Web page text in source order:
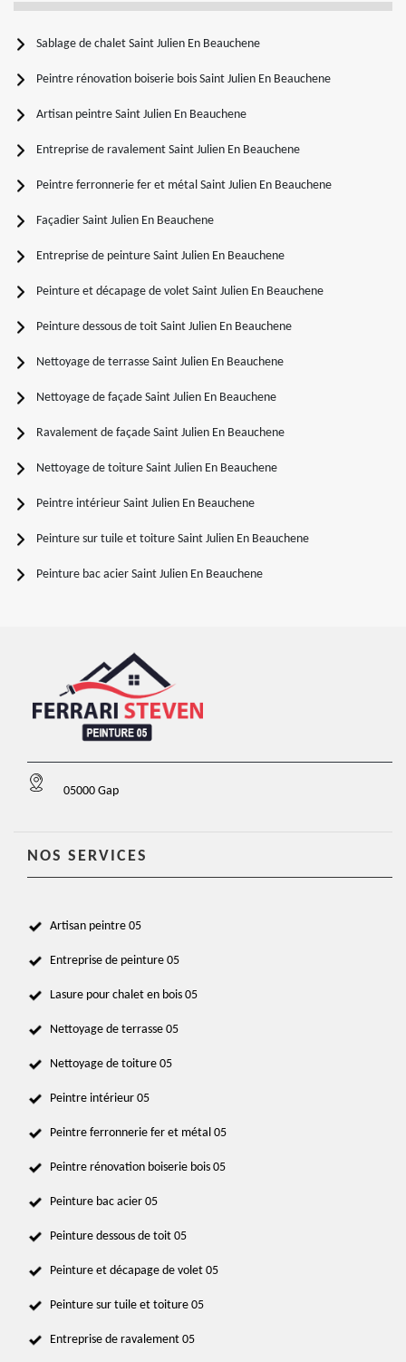
Sablage de chalet Saint Julien En Beauchene
Peintre rénovation boiserie bois Saint Julien En Beauchene
Artisan peintre Saint Julien En Beauchene
Entreprise de ravalement Saint Julien En Beauchene
Peintre ferronnerie fer et métal Saint Julien En Beauchene
Façadier Saint Julien En Beauchene
Entreprise de peinture Saint Julien En Beauchene
Peinture et décapage de volet Saint Julien En Beauchene
Peinture dessous de toit Saint Julien En Beauchene
Nettoyage de terrasse Saint Julien En Beauchene
Nettoyage de façade Saint Julien En Beauchene
Ravalement de façade Saint Julien En Beauchene
Nettoyage de toiture Saint Julien En Beauchene
Peintre intérieur Saint Julien En Beauchene
Peinture sur tuile et toiture Saint Julien En Beauchene
Peinture bac acier Saint Julien En Beauchene
05000 Gap
NOS SERVICES
Artisan peintre 05
Entreprise de peinture 05
Lasure pour chalet en bois 05
Nettoyage de terrasse 05
Nettoyage de toiture 05
Peintre intérieur 05
Peintre ferronnerie fer et métal 05
Peintre rénovation boiserie bois 05
Peinture bac acier 05
Peinture dessous de toit 05
Peinture et décapage de volet 05
Peinture sur tuile et toiture 05
Entreprise de ravalement 05